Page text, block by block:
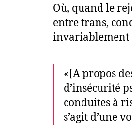
Où, quand le
entre trans,
invariablement
«[A propos
d’insécurité
conduites à
s’agit d’une